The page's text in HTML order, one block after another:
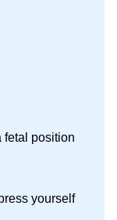
fetal position
yourself